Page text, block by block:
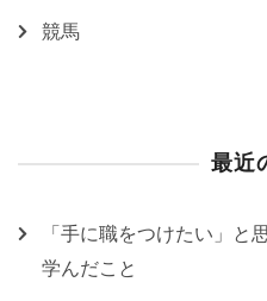
競馬
最近
「手に職をつけたい」と
学んだこと